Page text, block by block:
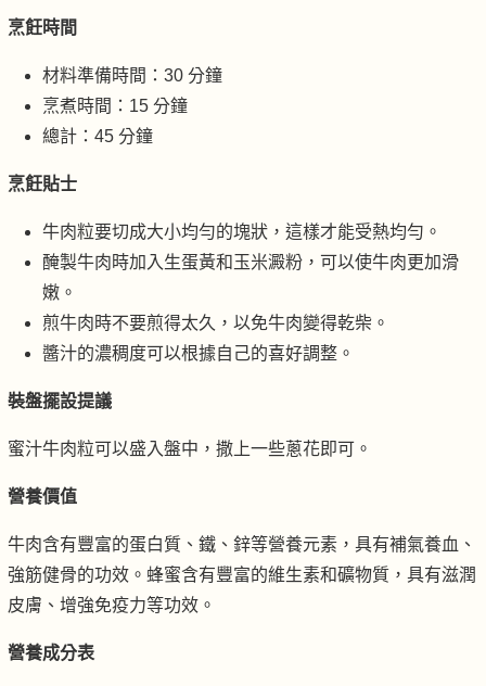
烹飪時間
材料準備時間：30 分鐘
烹煮時間：15 分鐘
總計：45 分鐘
烹飪貼士
牛肉粒要切成大小均勻的塊狀，這樣才能受熱均勻。
醃製牛肉時加入生蛋黃和玉米澱粉，可以使牛肉更加滑
嫩。
煎牛肉時不要煎得太久，以免牛肉變得乾柴。
醬汁的濃稠度可以根據自己的喜好調整。
裝盤擺設提議
蜜汁牛肉粒可以盛入盤中，撒上一些蔥花即可。
營養價值
牛肉含有豐富的蛋白質、鐵、鋅等營養元素，具有補氣養血、
強筋健骨的功效。蜂蜜含有豐富的維生素和礦物質，具有滋潤
皮膚、增強免疫力等功效。
營養成分表